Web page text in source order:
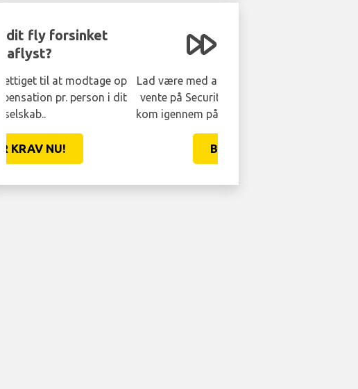
Slå køerne
Lad være med at svede i 45 minutter og
vente på Security. Få et hurtigt spor og
kom igennem på 5 minutter eller mindre.